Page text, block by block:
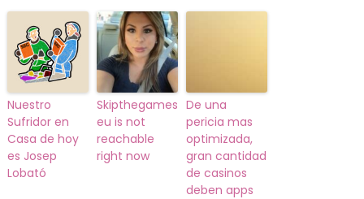
Nuestro
Sufridor en
Casa de hoy
es Josep
Lobató
Skipthegames
eu is not
reachable
right now
De una
pericia mas
optimizada,
gran cantidad
de casinos
deben apps